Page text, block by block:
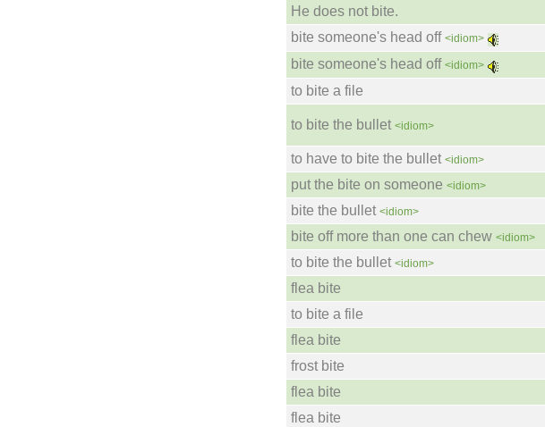
He does not bite.
bite someone's head off <idiom>
bite someone's head off <idiom>
to bite a file
to bite the bullet <idiom>
to have to bite the bullet <idiom>
put the bite on someone <idiom>
bite the bullet <idiom>
bite off more than one can chew <idiom>
to bite the bullet <idiom>
flea bite
to bite a file
flea bite
frost bite
flea bite
flea bite